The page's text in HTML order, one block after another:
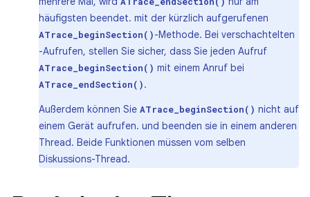
häufigsten beendet. mit der kürzlich aufgerufenen
ATrace_beginSection()-Methode. Bei verschachtelten
-Aufrufen, stellen Sie sicher, dass Sie jeden Aufruf
ATrace_beginSection() mit einem Anruf bei
ATrace_endSection().
Außerdem können Sie ATrace_beginSection() nicht auf
einem Gerät aufrufen. und beenden sie in einem anderen
Thread. Beide Funktionen müssen vom selben
Diskussions-Thread.